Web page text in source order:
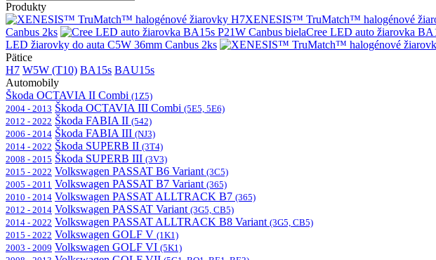
Produkty
XENESIS™ TruMatch™ halogénové
Canbus 2ks
Cree LED auto žiarovka
LED žiarovky do auta C5W 36mm Canbus 2ks
Pätice
H7 W5W (T10) BA15s BAU15s
Automobily
Škoda OCTAVIA II Combi (1Z5)
2004 - 2013 Škoda OCTAVIA III Combi (5E5, 5E6)
2012 - 2022 Škoda FABIA II (542)
2006 - 2014 Škoda FABIA III (NJ3)
2014 - 2022 Škoda SUPERB II (3T4)
2008 - 2015 Škoda SUPERB III (3V3)
2015 - 2022 Volkswagen PASSAT B6 Variant (3C5)
2005 - 2011 Volkswagen PASSAT B7 Variant (365)
2010 - 2014 Volkswagen PASSAT ALLTRACK B7 (365)
2012 - 2014 Volkswagen PASSAT Variant (3G5, CB5)
2014 - 2022 Volkswagen PASSAT ALLTRACK B8 Variant (3G5, CB5)
2015 - 2022 Volkswagen GOLF V (1K1)
2003 - 2009 Volkswagen GOLF VI (5K1)